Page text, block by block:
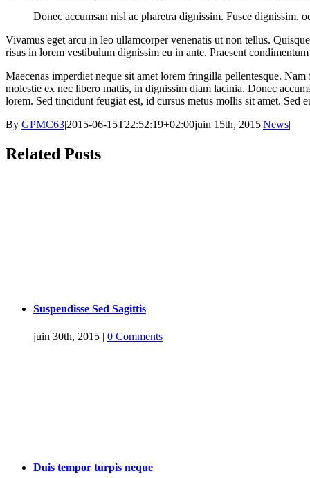
Donec accumsan nisl ac pharetra dignissim. Fusce dignissim,
Vivamus eget arcu in leo ullamcorper venenatis ut non tellus.
risus in lorem vestibulum dignissim eu in ante. Praesent
Maecenas imperdiet neque sit amet lorem fringilla pellentesque.
molestie ex nec libero mattis, in dignissim diam lacinia. Donec
lorem. Sed tincidunt feugiat est, id cursus metus mollis sit amet.
By GPMC63|2015-06-15T22:52:19+02:00juin 15th, 2015|News|
Related Posts
Suspendisse Sed Sagittis
juin 30th, 2015 | 0 Comments
Duis tempor turpis neque